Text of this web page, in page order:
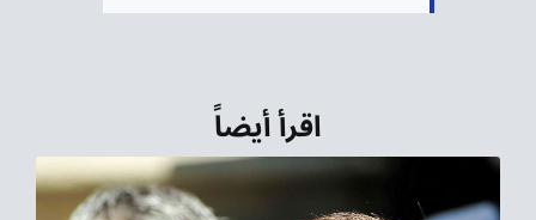
اقرأ أيضاً